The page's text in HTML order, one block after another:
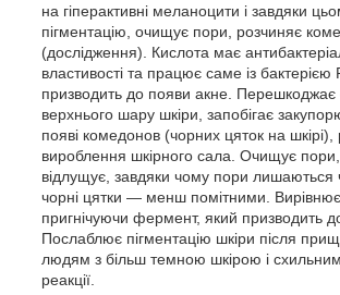
на гіперактивні меланоцити і завдяки
пігментацію, очищує пори, розчиняє
(дослідження). Кислота має
властивості та працює саме із бактерією
призводить до появи акне. Перешкоджає
верхнього шару шкіри, запобігає
появі комедонов (чорних цяток на шкірі),
вироблення шкірного сала. Очищує пори,
відлущує, завдяки чому пори лишаються
чорні цятки — менш помітними. Вирівнює
пригнічуючи фермент, який призводить до
Послаблює пігментацію шкіри після
людям з більш темною шкірою і
реакції.